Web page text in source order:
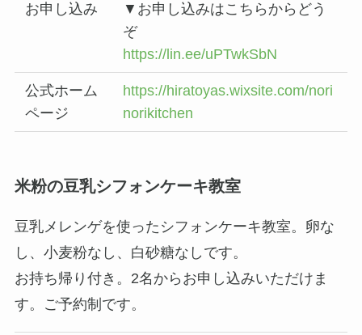
お申し込み
▼お申し込みはこちらからどう
ぞ
https://lin.ee/uPTwkSbN
公式ホーム
ページ
https://hiratoyas.wixsite.com/nori
norikitchen
米粉の豆乳シフォンケーキ教室
豆乳メレンゲを使ったシフォンケーキ教室。卵な
し、小麦粉なし、白砂糖なしです。
お持ち帰り付き。2名からお申し込みいただけま
す。ご予約制です。